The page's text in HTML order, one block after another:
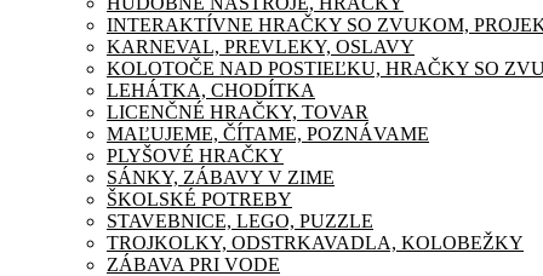
INTERAKTÍVNE HRAČKY SO ZVUKOM,
KARNEVAL, PREVLEKY, OSLAVY
KOLOTOČE NAD POSTIEĽKU, HRAČKY SO
LEHÁTKA, CHODÍTKA
LICENČNÉ HRAČKY, TOVAR
MAĽUJEME, ČÍTAME, POZNÁVAME
PLYŠOVÉ HRAČKY
SÁNKY, ZÁBAVY V ZIME
ŠKOLSKÉ POTREBY
STAVEBNICE, LEGO, PUZZLE
TROJKOLKY, ODSTRKAVADLA, KOLOBEŽKY
ZÁBAVA PRI VODE